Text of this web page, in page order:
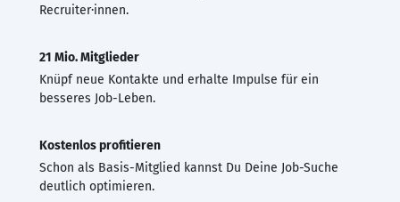
Recruiter·innen.
21 Mio. Mitglieder
Knüpf neue Kontakte und erhalte Impulse für ein
besseres Job-Leben.
Kostenlos profitieren
Schon als Basis-Mitglied kannst Du Deine Job-Suche
deutlich optimieren.